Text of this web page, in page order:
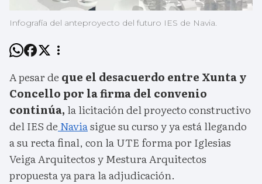
Infografía del anteproyecto del futuro IES de Navia.
A pesar de que el desacuerdo entre Xunta y
Concello por la firma del convenio
continúa, la licitación del proyecto constructivo
del IES de Naviasigue su curso y ya está llegando
a su recta final, con la UTE forma por Iglesias
Veiga Arquitectos y Mestura Arquitectos
propuesta ya para la adjudicación.